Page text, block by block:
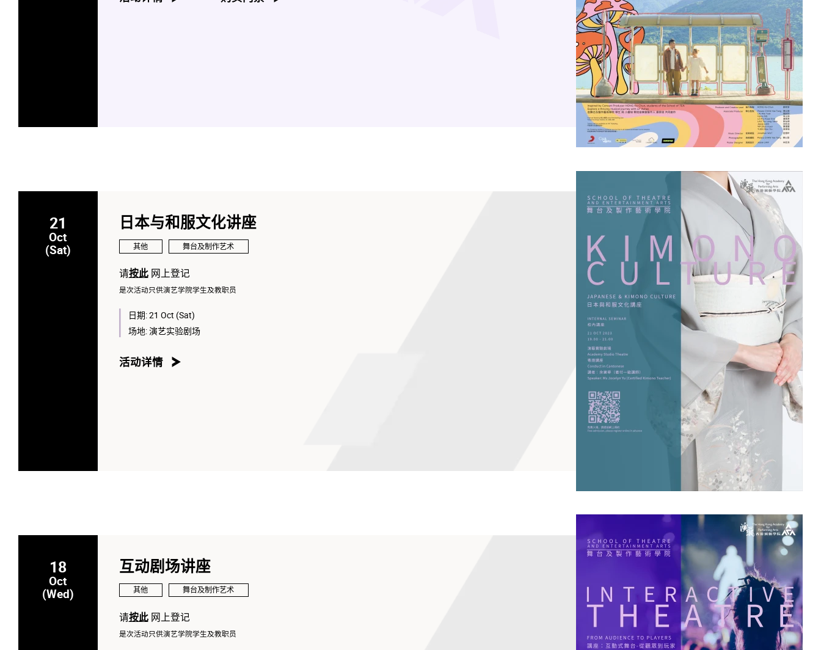
21
Oct
(Sat)
日本与和服文化讲座
其他 舞台及制作艺术
请按此 网上登记
是次活动只供演艺学院学生及教职员
日期:21 Oct (Sat)
场地:演艺实验剧场
活动详情
18
Oct
(Wed)
互动剧场讲座
其他 舞台及制作艺术
请按此 网上登记
是次活动只供演艺学院学生及教职员